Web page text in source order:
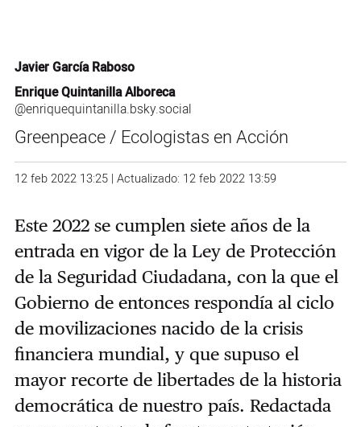
Javier García Raboso
Enrique Quintanilla Alboreca
‪@enriquequintanilla.bsky.social‬
Greenpeace / Ecologistas en Acción
12 feb 2022 13:25 | Actualizado: 12 feb 2022 13:59
Este 2022 se cumplen siete años de la
entrada en vigor de la Ley de Protección
de la Seguridad Ciudadana, con la que el
Gobierno de entonces respondía al ciclo
de movilizaciones nacido de la crisis
financiera mundial, y que supuso el
mayor recorte de libertades de la historia
democrática de nuestro país. Redactada